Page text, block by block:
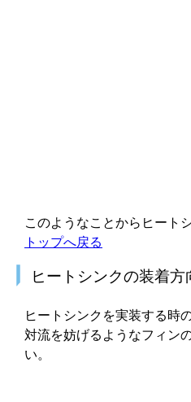
このようなことからヒート
トップへ戻る
ヒートシンクの装着
ヒートシンクを実装する時
対流を妨げるようなフィン
い。